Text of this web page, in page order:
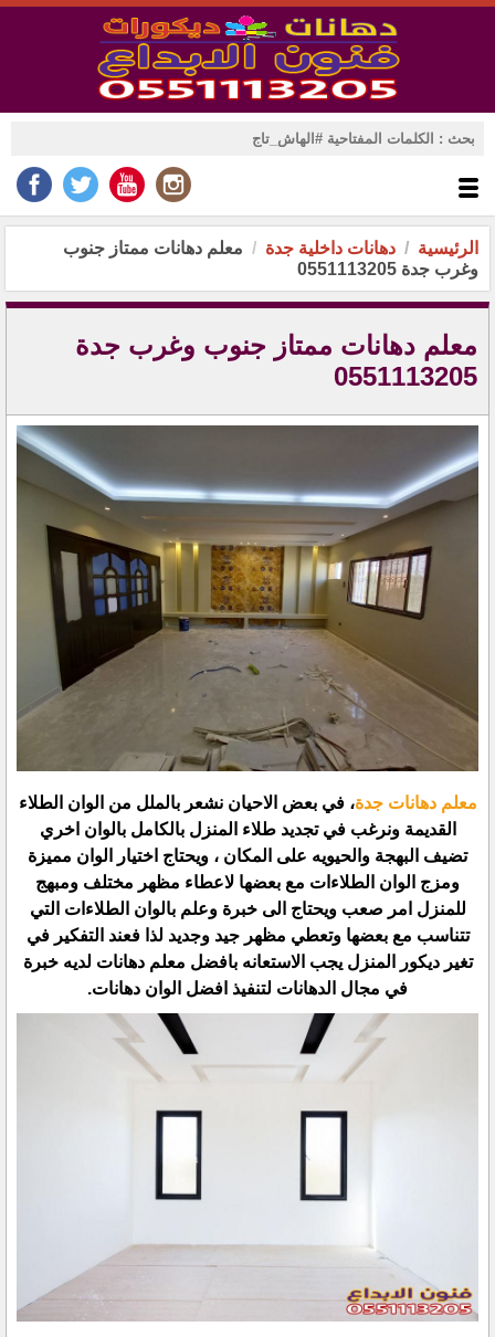
الرئيسية دهانات داخلية جدة
معلم دهانات ممتاز جنوب
وغرب جدة 0551113205
معلم دهانات ممتاز جنوب وغرب جدة
0551113205
معلم دهانات جدة، في بعض الاحيان نشعر بالملل من الوان الطلاء
القديمة ونرغب في تجديد طلاء المنزل بالكامل بالوان اخري
تضيف البهجة والحيويه على المكان ، ويحتاج اختيار الوان مميزة
ومزج الوان الطلاءات مع بعضها لاعطاء مظهر مختلف ومبهج
للمنزل امر صعب ويحتاج الى خبرة وعلم بالوان الطلاءات التي
تتناسب مع بعضها وتعطي مظهر جيد وجديد لذا فعند التفكير في
تغير ديكور المنزل يجب الاستعانه بافضل معلم دهانات لديه خبرة
في مجال الدهانات لتنفيذ افضل الوان دهانات.